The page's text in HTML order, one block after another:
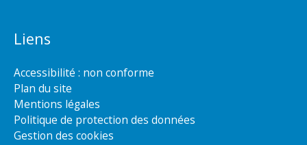
Liens
Accessibilité : non conforme
Plan du site
Mentions légales
Politique de protection des données
Gestion des cookies